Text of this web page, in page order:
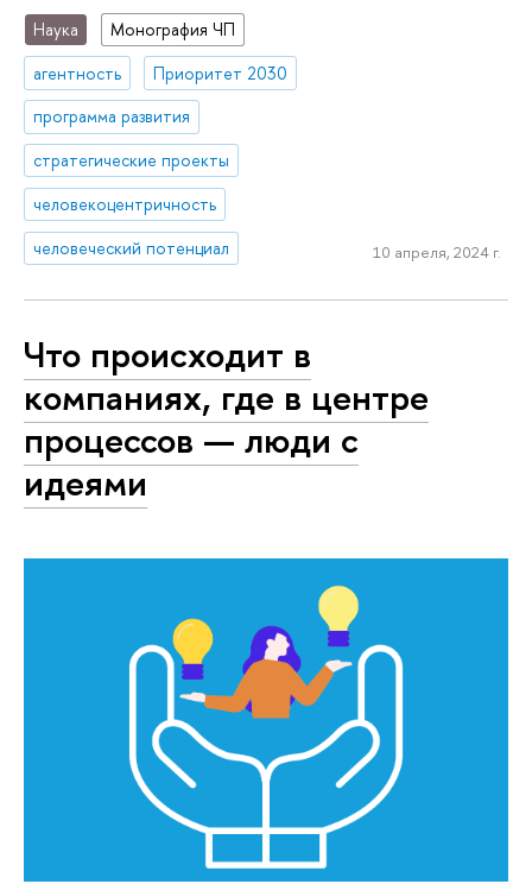
Наука
Монография ЧП
агентность
Приоритет 2030
программа развития
стратегические проекты
человекоцентричность
человеческий потенциал
10 апреля, 2024 г.
Что происходит в
компаниях, где в центре
процессов — люди с
идеями